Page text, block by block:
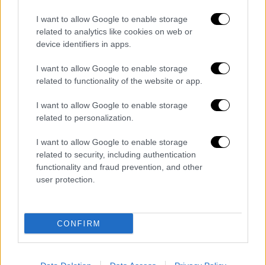
I want to allow Google to enable storage
related to analytics like cookies on web or
device identifiers in apps.
I want to allow Google to enable storage
related to functionality of the website or app.
I want to allow Google to enable storage
related to personalization.
I want to allow Google to enable storage
related to security, including authentication
functionality and fraud prevention, and other
user protection.
CONFIRM
Ιωάννα Μαλέσκου: Γενέθλια με δάκρυα
συγκίνησης στον «αέρα» της εκπομπής -
Ξεχωριστή ημέρα είναι σήμερα, Σάββατο 14
καθώς η παρουσιάστρια έχει τα γενέθλιά
της, ανήμερα του Αγίου Βαλεντίνου